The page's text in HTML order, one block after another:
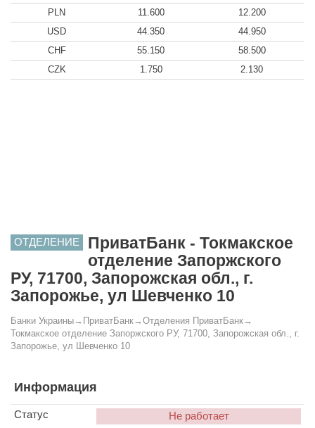
PLN
11.600
12.200
USD
44.350
44.950
CHF
55.150
58.500
CZK
1.750 2.130
ОТДЕЛЕНИЕ
ПриватБанк - Токмакское
отделение Запоржского
РУ, 71700, Запорожская обл., г.
Запорожье, ул Шевченко 10
Банки Украины→ ПриватБанк→ Отделения ПриватБанк→
Токмакское отделение Запоржского РУ, 71700, Запорожская обл., г.
Запорожье, ул Шевченко 10
Информация
Статус
Не работает